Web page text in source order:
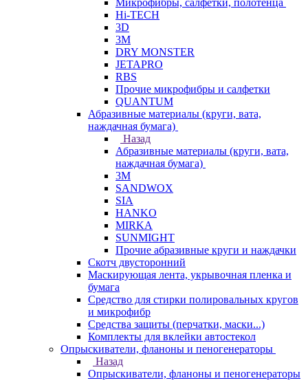
Микрофибры, салфетки, полотенца
Hi-TECH
3D
3М
DRY MONSTER
JETAPRO
RBS
Прочие микрофибры и салфетки
QUANTUM
Абразивные материалы (круги, вата,
наждачная бумага)
Назад
Абразивные материалы (круги, вата,
наждачная бумага)
3М
SANDWOX
SIA
HANKO
MIRKA
SUNMIGHT
Прочие абразивные круги и наждачки
Скотч двусторонний
Маскирующая лента, укрывочная пленка и
бумага
Средство для стирки полировальных кругов
и микрофибр
Средства защиты (перчатки, маски...)
Комплекты для вклейки автостекол
Опрыскиватели, фланоны и пеногенераторы
Назад
Опрыскиватели, фланоны и пеногенераторы